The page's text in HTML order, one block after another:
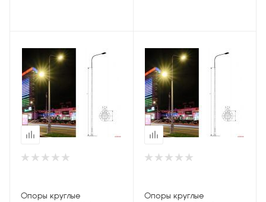
Опоры круглые
Опоры круглые